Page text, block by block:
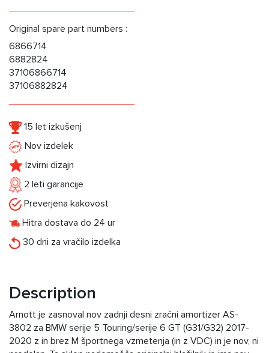
Original spare part numbers :
6866714
6882824
37106866714
37106882824
15 let izkušenj
Nov izdelek
Izvirni dizajn
2 leti garancije
Preverjena kakovost
Hitra dostava do 24 ur
30 dni za vračilo izdelka
Description
Arnott je zasnoval nov zadnji desni zračni amortizer AS-
3802 za BMW serije 5 Touring/serije 6 GT (G31/G32) 2017-
2020 z in brez M športnega vzmetenja (in z VDC) in je nov, ni